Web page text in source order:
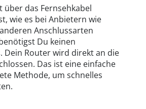
über das Fernsehkabel
wie es bei Anbietern wie
Anschlussarten
Du keinen
Dein Router wird direkt an die
Das ist eine einfache
Methode, um schnelles